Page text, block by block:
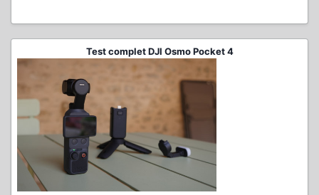
Test complet DJI Osmo Pocket 4